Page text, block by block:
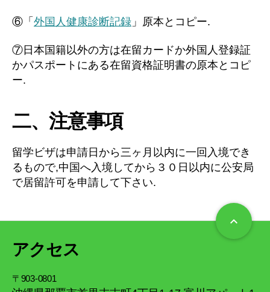
⑥「 外国人健康診断記録 」原本とコピー.
⑦日本国籍以外の方は在留カードか外国人登録証
かパスポートにある在留資格証明書の原本とコピ
ー.
二、注意事項
留学ビザは申請日から三ヶ月以内に一回入境でき
るもので,中国へ入境してから３０日以内に公安局
で居留許可を申請して下さい.
keyboard_arrow_up
アクセス
〒903-0801